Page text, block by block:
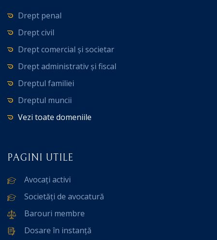
Drept penal
Drept civil
Drept comercial și societar
Drept administrativ și fiscal
Dreptul familiei
Dreptul muncii
Vezi toate domeniile
PAGINI UTILE
Avocați activi
Societăți de avocatură
Barouri membre
Dosare în instanță